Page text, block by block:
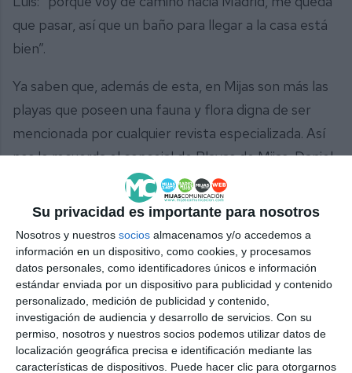
Su privacidad es importante para nosotros
Nosotros y nuestros socios almacenamos y/o accedemos a
información en un dispositivo, como cookies, y procesamos
datos personales, como identificadores únicos e información
estándar enviada por un dispositivo para publicidad y contenido
personalizado, medición de publicidad y contenido,
investigación de audiencia y desarrollo de servicios. Con su
permiso, nosotros y nuestros socios podemos utilizar datos de
localización geográfica precisa e identificación mediante las
características de dispositivos. Puede hacer clic para otorgarnos
que pasar, así que un baño para llegar a la casa está
bien”.
Ya saben que, además de esta, en Mijas son más las
playas que poseen una fauna y flora digna de ser
mencionada por cualquier revista especializada. Así
nos lo recuerda el concejal de Playas de Mijas, Daniel
Gómez Teruel (PP), ya que “tenemos dos bosques
de posidonias, después tenemos la Laja del
Almirante, una zona de gran riqueza de flora y fauna
así como de especies marinas y, por supuesto la joya
de la corona, que nos la han encumbrado, como es la
playa El Peñón del Cura, que es verdad que salir en
revistas tan prestigiosas y que se dé esa publicidad a
nivel mundial de las playas de Mijas quiere decir que
el trabajo se está haciendo bastante bien”.